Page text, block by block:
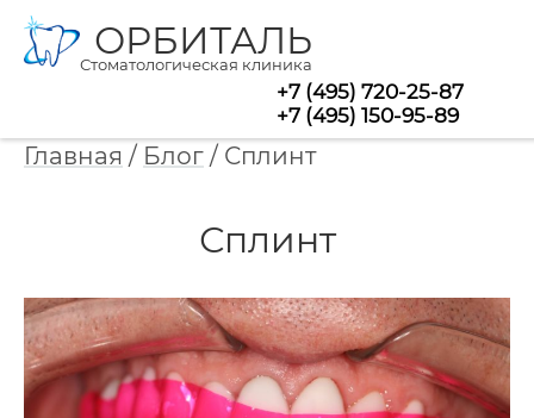
ОРБИТАЛЬ
Стоматологическая клиника
+7 (495) 720-25-87
+7 (495) 150-95-89
Главная / Блог / Сплинт
Сплинт